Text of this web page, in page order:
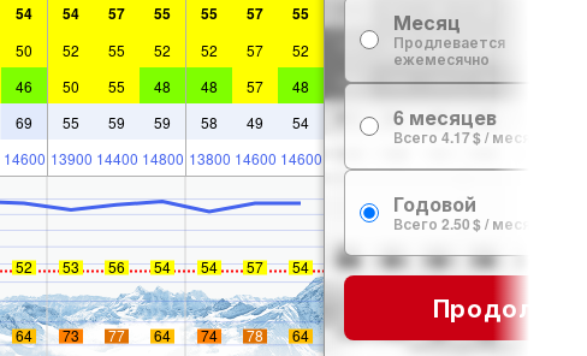
54 54 57 55 55 57 55
50 52 55 52 52 57 52
46 50 55 48 48 57 48
69 55 59 59 58 49 54
14600 13900 14400 14800 13800 14600 14600
52 53 56 54 54 57 54
64 73 77 64 74 78 64
Месяц
Продлевается
ежемесячно
6 месяцев
Всего 4.17 $ / месяц
Годовой
Всего 2.50 $ / месяц